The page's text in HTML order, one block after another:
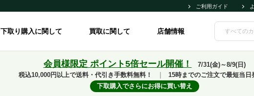
ご利用ガイド
下取り購入に関して 買取に関して 店舗情報
会員様限定 ポイント5倍セール開催！
7/31(金)～8/9(日)
税込10,000円以上で送料・代引き手数料無料！
15時までのご注文で最短当日
下取購入でさらにお得に買い替え